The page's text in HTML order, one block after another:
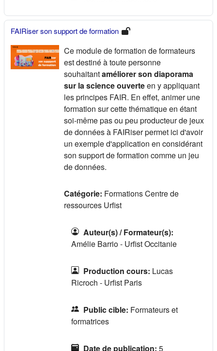
FAIRiser son support de formation
Ce module de formation de formateurs
est destiné à toute personne
souhaitantaméliorer son diaporama
sur la science ouverteen y appliquant
les principes FAIR. En effet, animer une
formation sur cette thématique en étant
soi-même pas ou peu producteur de jeux
de données à FAIRiser permet ici d'avoir
un exemple d'application en considérant
son support de formation comme un jeu
de données.
Catégorie: Formations Centre de
ressources Urfist
Auteur(s) / Formateur(s):
Amélie Barrio - Urfist Occitanie
Production cours: Lucas
Ricroch - Urfist Paris
Public cible: Formateurs et
formatrices
Date de publication: 5